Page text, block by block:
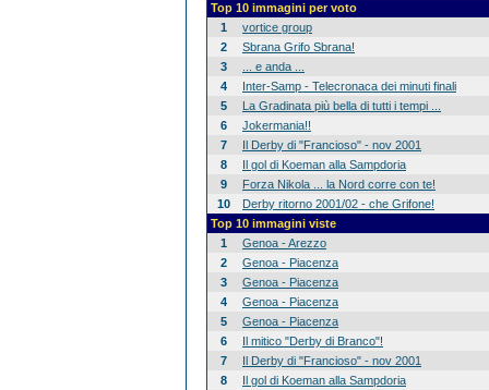
Top 10 immagini per voto
1
vortice group
2
Sbrana Grifo Sbrana!
3
... e anda ...
4
Inter-Samp - Telecronaca dei minuti finali
5
La Gradinata più bella di tutti i tempi ...
6
Jokermania!!
7
Il Derby di "Francioso" - nov 2001
8
Il gol di Koeman alla Sampdoria
9
Forza Nikola ... la Nord corre con te!
10
Derby ritorno 2001/02 - che Grifone!
Top 10 immagini viste
1
Genoa - Arezzo
2
Genoa - Piacenza
3
Genoa - Piacenza
4
Genoa - Piacenza
5
Genoa - Piacenza
6
Il mitico "Derby di Branco"!
7
Il Derby di "Francioso" - nov 2001
8
Il gol di Koeman alla Sampdoria